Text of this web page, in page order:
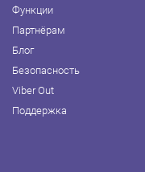
Функции
Партнёрам
Блог
Безопасность
Viber Out
Поддержка